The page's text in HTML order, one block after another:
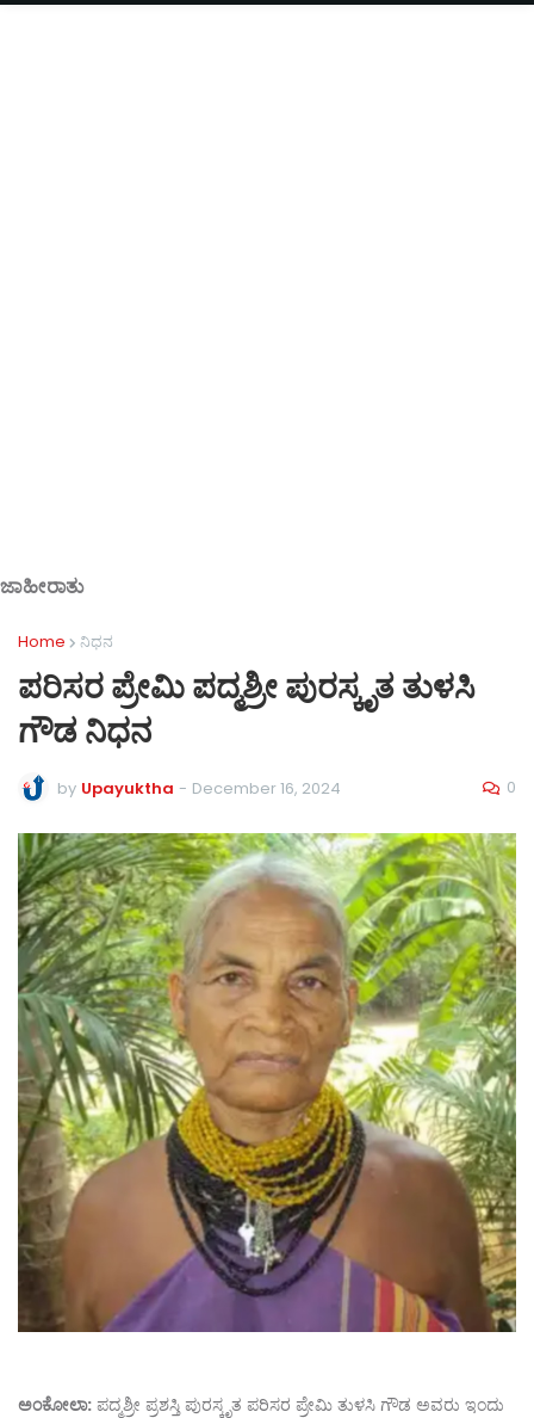
ಜಾಹೀರಾತು
Home ನಿಧನ
ಪರಿಸರ ಪ್ರೇಮಿ ಪದ್ಮಶ್ರೀ ಪುರಸ್ಕೃತ ತುಳಸಿ
ಗೌಡ ನಿಧನ
by Upayuktha - December 16, 2024 0
ಅಂಕೋಲಾ: ಪದ್ಮಶ್ರೀ ಪ್ರಶಸ್ತಿ ಪುರಸ್ಕೃತ ಪರಿಸರ ಪ್ರೇಮಿ ತುಳಸಿ ಗೌಡ ಅವರು ಇಂದು